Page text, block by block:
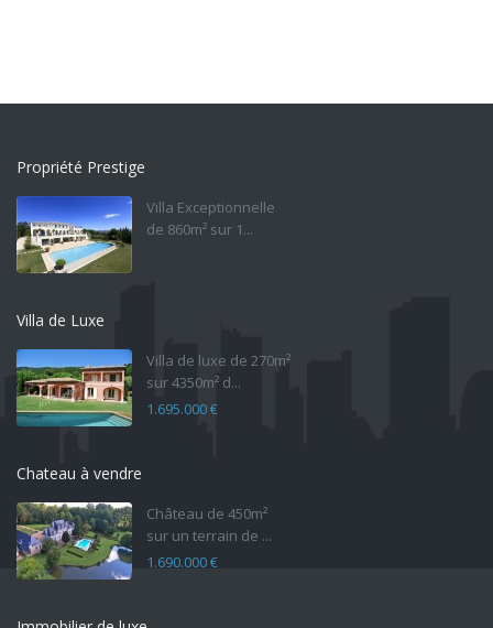
Propriété Prestige
Villa Exceptionnelle
de 860m² sur 1...
Villa de Luxe
Villa de luxe de 270m²
sur 4350m² d...
1.695.000 €
Chateau à vendre
Château de 450m²
sur un terrain de ...
1.690.000 €